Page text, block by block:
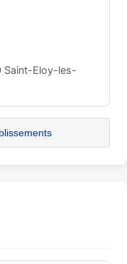
Saint-Eloy-les-